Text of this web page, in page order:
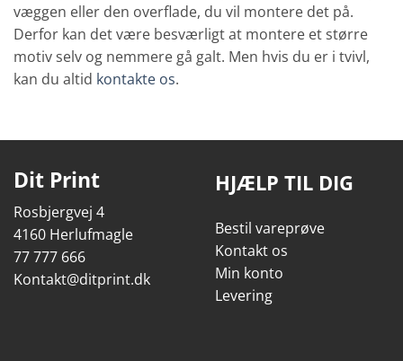
væggen eller den overflade, du vil montere det på.
Derfor kan det være besværligt at montere et større
motiv selv og nemmere gå galt. Men hvis du er i tvivl,
kan du altid kontakte os.
Dit Print
Rosbjergvej 4
4160 Herlufmagle
77 777 666
Kontakt@ditprint.dk
HJÆLP TIL DIG
Bestil vareprøve
Kontakt os
Min konto
Levering